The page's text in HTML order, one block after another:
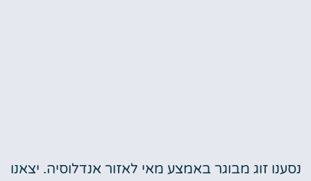
נסענו זוג מבוגר באמצע מאי לאזור אנדלוסיה. יצאנו